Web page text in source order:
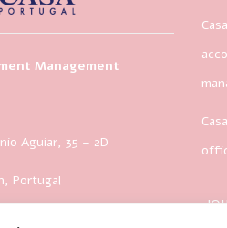
Management
Aguiar, 35 – 2D
Portugal